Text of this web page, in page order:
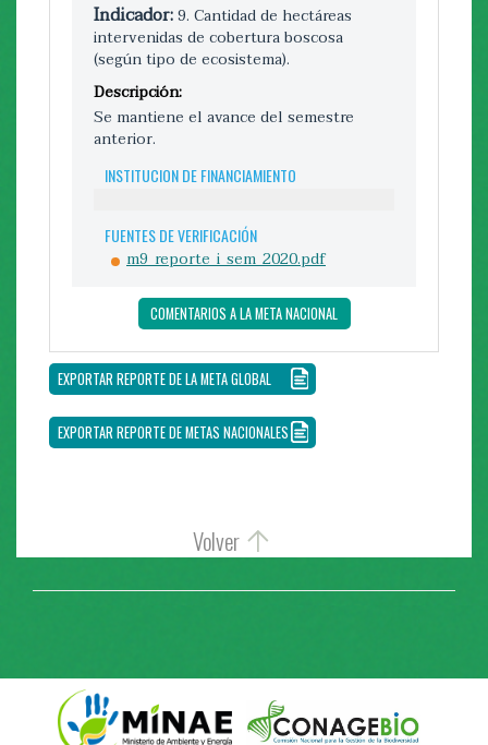
Indicador:9. Cantidad de hectáreas
intervenidas de cobertura boscosa
(según tipo de ecosistema).
Descripción:
Se mantiene el avance del semestre
anterior.
INSTITUCION DE FINANCIAMIENTO
FUENTES DE VERIFICACIÓN
m9_reporte_i_sem_2020.pdf
COMENTARIOS A LA META NACIONAL
EXPORTAR REPORTE DE LA META GLOBAL
EXPORTAR REPORTE DE METAS NACIONALES
Volver